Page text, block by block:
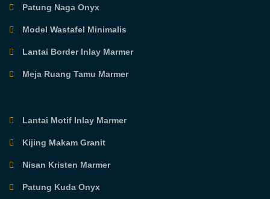
Patung Naga Onyx
Model Wastafel Minimalis
Lantai Border Inlay Marmer
Meja Ruang Tamu Marmer
Lantai Motif Inlay Marmer
Kijing Makam Granit
Nisan Kristen Marmer
Patung Kuda Onyx